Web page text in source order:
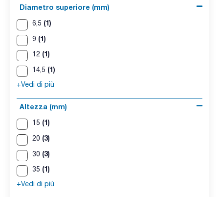
Diametro superiore (mm)
6,5 (1)
9 (1)
12 (1)
14,5 (1)
+Vedi di più
Altezza (mm)
15 (1)
20 (3)
30 (3)
35 (1)
+Vedi di più